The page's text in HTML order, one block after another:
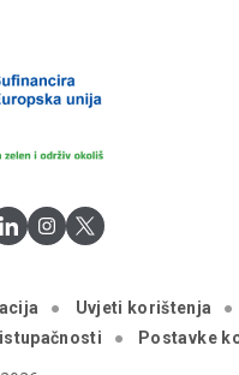
Uvjeti korištenja
Postavke